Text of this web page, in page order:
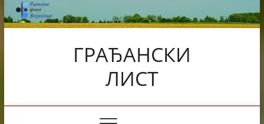
Skip
to
content
ГРАЂАНСКИ
ЛИСТ